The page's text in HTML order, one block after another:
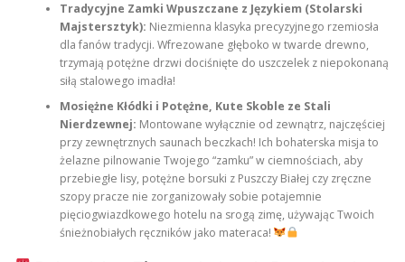
Tradycyjne Zamki Wpuszczane z Językiem (Stolarski
Majstersztyk): Niezmienna klasyka precyzyjnego rzemiosła
dla fanów tradycji. Wfrezowane głęboko w twarde drewno,
trzymają potężne drzwi dociśnięte do uszczelek z niepokonaną
siłą stalowego imadła!
Mosiężne Kłódki i Potężne, Kute Skoble ze Stali
Nierdzewnej: Montowane wyłącznie od zewnątrz, najczęściej
przy zewnętrznych saunach beczkach! Ich bohaterska misja to
żelazne pilnowanie Twojego “zamku” w ciemnościach, aby
przebiegłe lisy, potężne borsuki z Puszczy Białej czy zręczne
szopy pracze nie zorganizowały sobie potajemnie
pięciogwiazdkowego hotelu na srogą zimę, używając Twoich
śnieżnobiałych ręczników jako materaca!